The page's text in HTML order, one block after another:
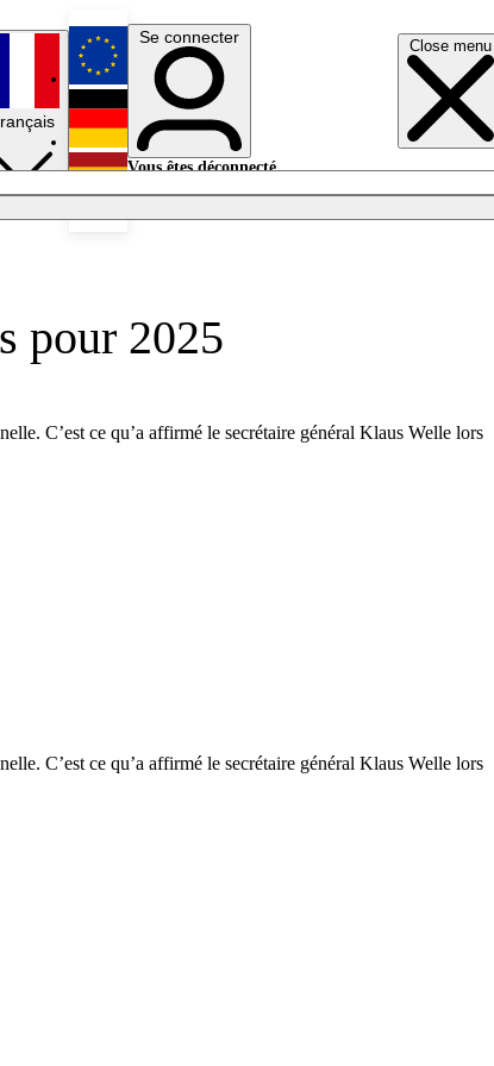
Close menu
English
Deutsch
Se connecter
Vous êtes déconnecté.
pour 2025
C’est ce qu’a affirmé le secrétaire général Klaus Welle lors
C’est ce qu’a affirmé le secrétaire général Klaus Welle lors